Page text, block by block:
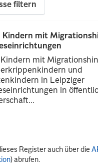
filtern
Kindern mit
mit
und
in Leipziger
in
Register auch über die
) abrufen.